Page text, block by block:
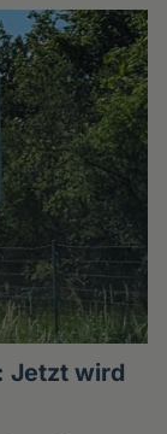
Jetzt wird